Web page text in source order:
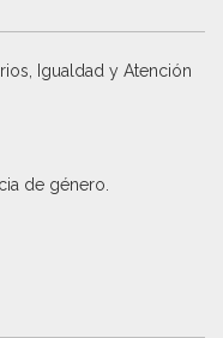
Igualdad y Atención
de género